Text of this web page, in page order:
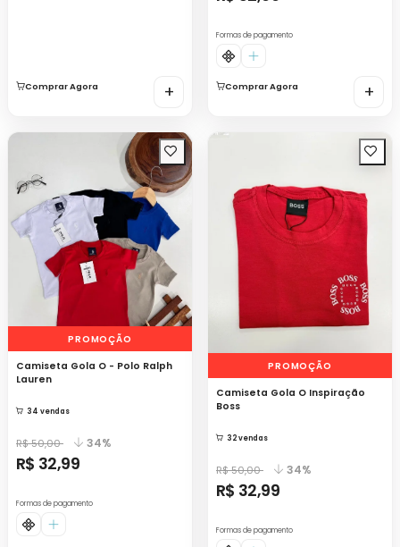
Comprar Agora +
Formas de pagamento
Comprar Agora +
PROMOÇÃO
Camiseta Gola O - Polo Ralph
Lauren
34 vendas
R$ 50,00 34%
R$ 32,99
Formas de pagamento
PROMOÇÃO
Camiseta Gola O Inspiração
Boss
32 vendas
R$ 50,00 34%
R$ 32,99
Formas de pagamento